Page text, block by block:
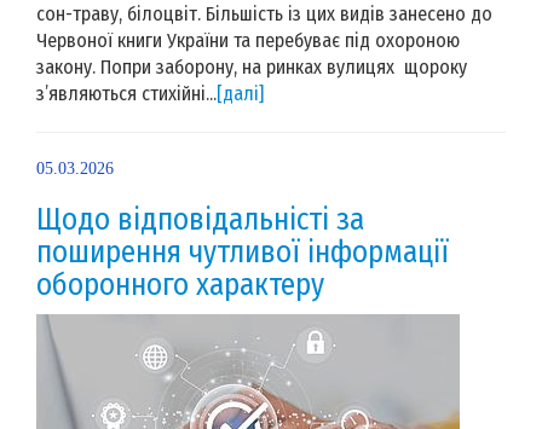
сон-траву, білоцвіт. Більшість із цих видів занесено до
Червоної книги України та перебуває під охороною
закону. Попри заборону, на ринках вулицях щороку
з’являються стихійні...[далі]
05.03.2026
Щодо відповідальністі за
поширення чутливої інформації
оборонного характеру